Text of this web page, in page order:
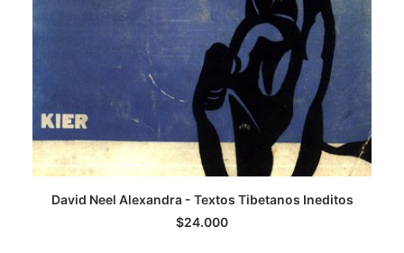
LEER MÁS
David Neel Alexandra - Textos Tibetanos Ineditos
$24.000